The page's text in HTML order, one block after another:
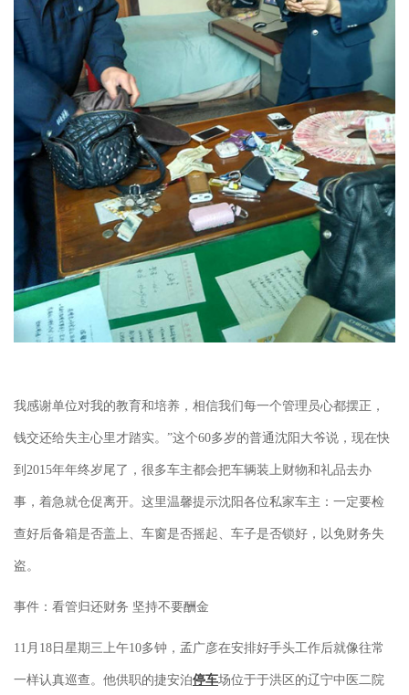
我感谢单位对我的教育和培养，相信我们每一个管理员心都摆正，
钱交还给失主心里才踏实。”这个60多岁的普通沈阳大爷说，现在快
到2015年年终岁尾了，很多车主都会把车辆装上财物和礼品去办
事，着急就仓促离开。这里温馨提示沈阳各位私家车主：一定要检
查好后备箱是否盖上、车窗是否摇起、车子是否锁好，以免财务失
盗。
事件：看管归还财务 坚持不要酬金
11月18日星期三上午10多钟，孟广彦在安排好手头工作后就像往常
一样认真巡查。他供职的捷安泊停车场位于于洪区的辽宁中医二院